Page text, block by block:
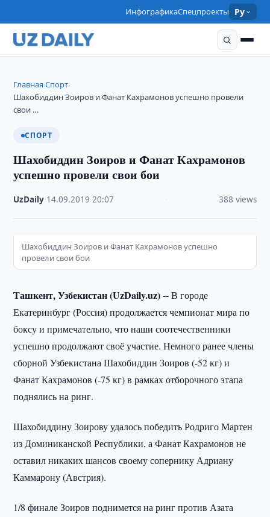
ИнфографикаСпецпроекты Ру
Главная›Спорт›
Шахобиддин Зоиров и Фанат Кахрамонов успешно провели
свои …
СПОРТ
Шахобиддин Зоиров и Фанат Кахрамонов
успешно провели свои бои
UzDaily 14.09.2019 ·20:07 388 views
Шахобиддин Зоиров и Фанат Кахрамонов успешно
провели свои бои
Ташкент, Узбекистан (UzDaily.uz) --В городе
Екатеринбург (Россия) продолжается чемпионат мира по
боксу и примечательно, что наши соотечественники
успешно продолжают своё участие. Немного ранее члены
сборной Узбекистана Шахобиддин Зоиров (-52 кг) и
Фанат Кахрамонов (-75 кг) в рамках отборочного этапа
поднялись на ринг.
Шахобиддину Зоирову удалось победить Родриго Мартен
из Доминиканской Республики, а Фанат Кахрамонов не
оставил никаких шансов своему сопернику Адриану
Каммарону (Австрия).
1/8 финале Зоиров поднимется на ринг против Азата